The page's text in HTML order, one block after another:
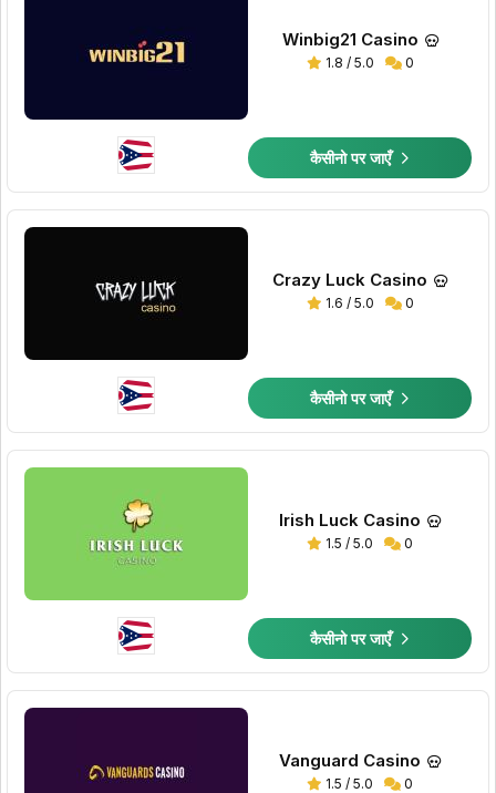
Winbig21 Casino
1.8 / 5.0 0
कैसीनो पर जाएँ
Crazy Luck Casino
1.6 / 5.0 0
कैसीनो पर जाएँ
Irish Luck Casino
1.5 / 5.0 0
कैसीनो पर जाएँ
Vanguard Casino
1.5 / 5.0 0